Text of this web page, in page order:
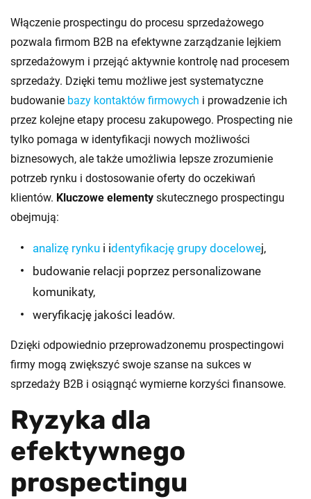
Włączenie prospectingu do procesu sprzedażowego
pozwala firmom B2B na efektywne zarządzanie lejkiem
sprzedażowym i przejąć aktywnie kontrolę nad procesem
sprzedaży. Dzięki temu możliwe jest systematyczne
budowanie bazy kontaktów firmowych i prowadzenie ich
przez kolejne etapy procesu zakupowego. Prospecting nie
tylko pomaga w identyfikacji nowych możliwości
biznesowych, ale także umożliwia lepsze zrozumienie
potrzeb rynku i dostosowanie oferty do oczekiwań
klientów. Kluczowe elementy skutecznego prospectingu
obejmują:
analizę rynku i identyfikację grupy docelowej,
budowanie relacji poprzez personalizowane
komunikaty,
weryfikację jakości leadów.
Dzięki odpowiednio przeprowadzonemu prospectingowi
firmy mogą zwiększyć swoje szanse na sukces w
sprzedaży B2B i osiągnąć wymierne korzyści finansowe.
Ryzyka dla
efektywnego
prospectingu